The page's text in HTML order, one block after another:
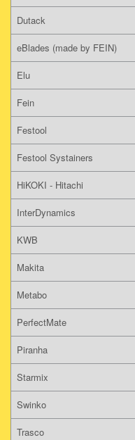
Dutack
eBlades (made by FEIN)
Elu
Fein
Festool
Festool Systainers
HiKOKI - Hitachi
InterDynamics
KWB
Makita
Metabo
PerfectMate
Piranha
Starmix
Swinko
Trasco